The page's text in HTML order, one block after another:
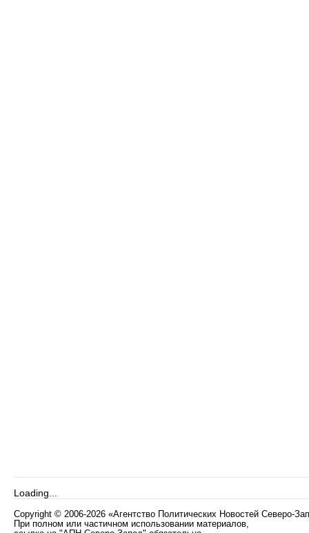
Loading...
Copyright © 2006-2026 «Агентство Политических Новостей Северо-
При полном или частичном использовании материалов,